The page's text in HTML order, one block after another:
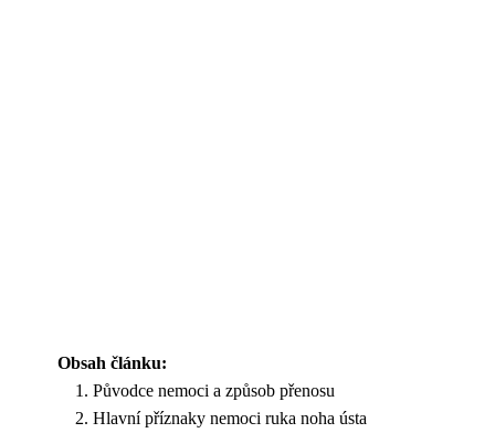
Obsah článku:
Původce nemoci a způsob přenosu
Hlavní příznaky nemoci ruka noha ústa